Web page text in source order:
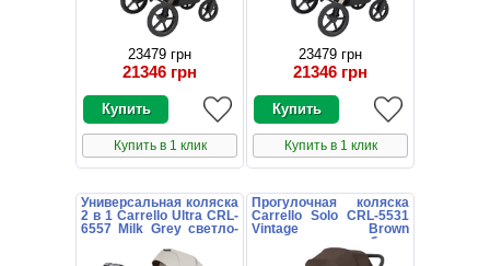
23479 грн
21346 грн
Купить в 1 клик
23479 грн
21346 грн
Купить в 1 клик
Универсальная коляска
2 в 1 Carrello Ultra CRL-
6557 Milk Grey светло-
Прогулочная коляска
Carrello Solo CRL-5531
Vintage Brown
коричневая с глубоким
капюшоном